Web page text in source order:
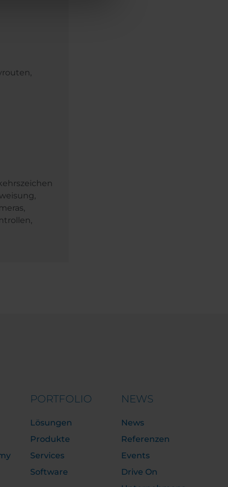
PORTFOLIO
Lösungen
Produkte
Services
Software
NEWS
News
Referenzen
Events
Drive On